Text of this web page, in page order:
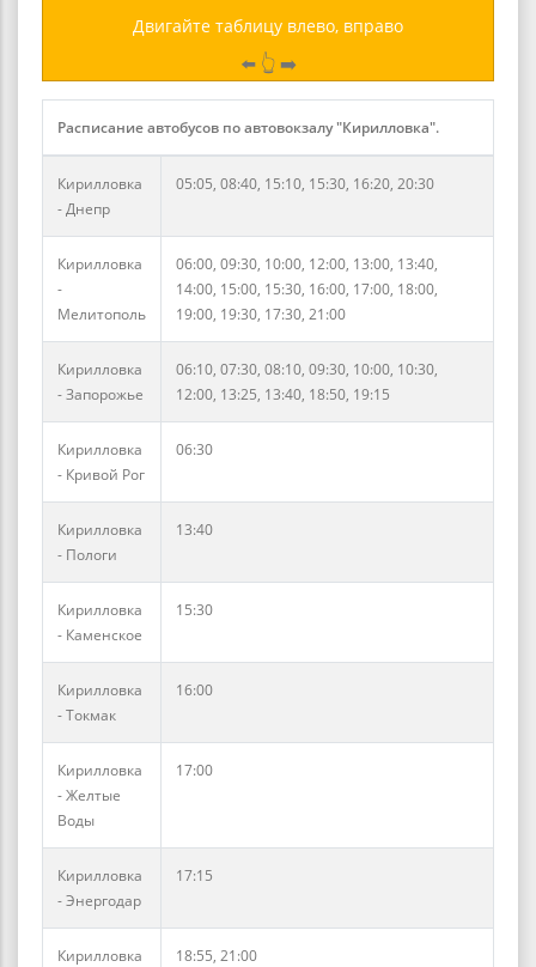
Двигайте таблицу влево, вправо
⬅️ 👆 ➡️
Расписание автобусов по автовокзалу "Кирилловка".
Кирилловка
- Днепр
05:05, 08:40, 15:10, 15:30, 16:20, 20:30
Кирилловка
-
Мелитополь
06:00, 09:30, 10:00, 12:00, 13:00, 13:40,
14:00, 15:00, 15:30, 16:00, 17:00, 18:00,
19:00, 19:30, 17:30, 21:00
Кирилловка
- Запорожье
06:10, 07:30, 08:10, 09:30, 10:00, 10:30,
12:00, 13:25, 13:40, 18:50, 19:15
Кирилловка
- Кривой Рог
06:30
Кирилловка
- Пологи
13:40
Кирилловка
- Каменское
15:30
Кирилловка
- Токмак
16:00
Кирилловка
- Желтые
Воды
17:00
Кирилловка
- Энергодар
17:15
Кирилловка
18:55, 21:00